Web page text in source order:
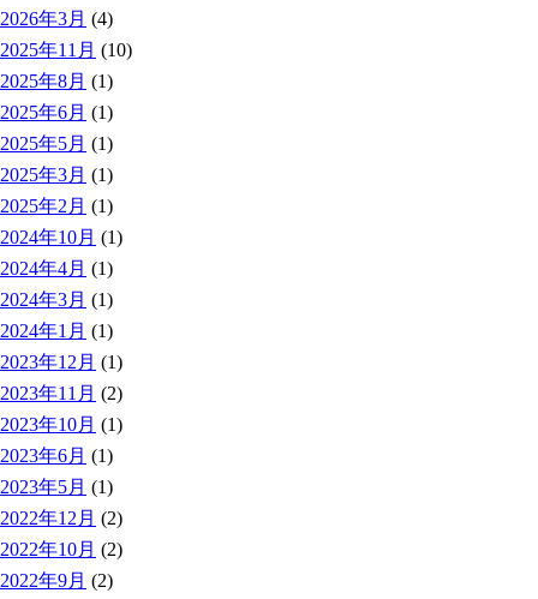
2026年3月 (4)
2025年11月 (10)
2025年8月 (1)
2025年6月 (1)
2025年5月 (1)
2025年3月 (1)
2025年2月 (1)
2024年10月 (1)
2024年4月 (1)
2024年3月 (1)
2024年1月 (1)
2023年12月 (1)
2023年11月 (2)
2023年10月 (1)
2023年6月 (1)
2023年5月 (1)
2022年12月 (2)
2022年10月 (2)
2022年9月 (2)